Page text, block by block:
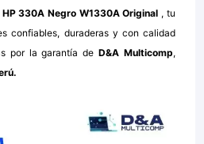
330A Negro W1330A Original , tu
confiables, duraderas y con calidad
por la garantía de D&A Multicomp,